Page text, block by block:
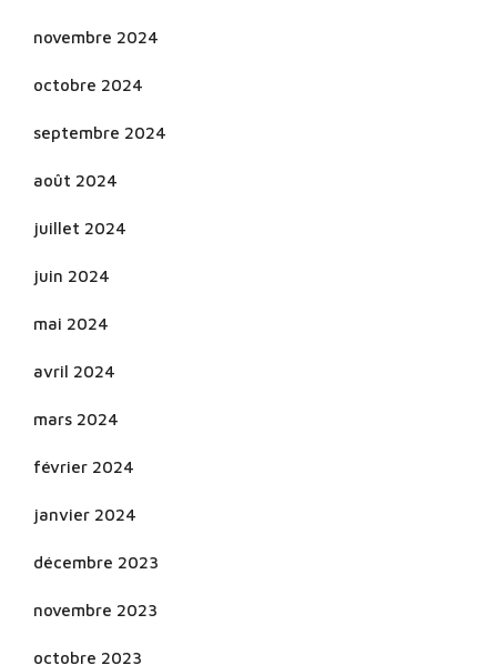
novembre 2024
octobre 2024
septembre 2024
août 2024
juillet 2024
juin 2024
mai 2024
avril 2024
mars 2024
février 2024
janvier 2024
décembre 2023
novembre 2023
octobre 2023